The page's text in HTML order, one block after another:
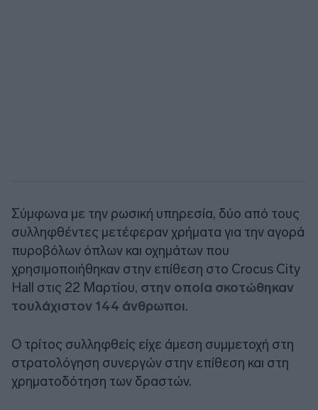
Σύμφωνα με την ρωσική υπηρεσία, δύο από τους
συλληφθέντες μετέφεραν χρήματα για την αγορά
πυροβόλων όπλων και οχημάτων που
χρησιμοποιήθηκαν στην επίθεση στο Crocus City
Hall στις 22 Μαρτίου, στην οποία σκοτώθηκαν
τουλάχιστον 144 άνθρωποι.
Ο τρίτος συλληφθείς είχε άμεση συμμετοχή στη
στρατολόγηση συνεργών στην επίθεση και στη
χρηματοδότηση των δραστών.